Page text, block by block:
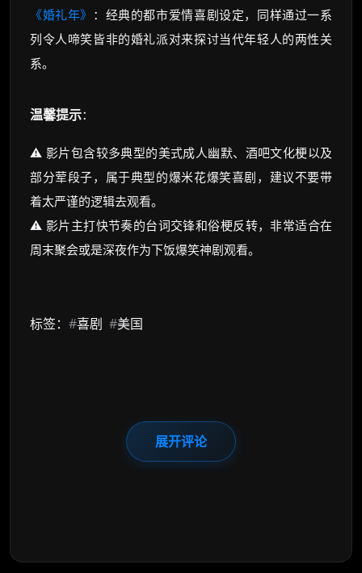
《婚礼年》 ：经典的都市爱情喜剧设定，同样通过一系
列令人啼笑皆非的婚礼派对来探讨当代年轻人的两性关
系。
温馨提示：
⚠️ 影片包含较多典型的美式成人幽默、酒吧文化梗以及
部分荤段子，属于典型的爆米花爆笑喜剧，建议不要带
着太严谨的逻辑去观看。
⚠️ 影片主打快节奏的台词交锋和俗梗反转，非常适合在
周末聚会或是深夜作为下饭爆笑神剧观看。
标签： #喜剧 #美国
展开评论